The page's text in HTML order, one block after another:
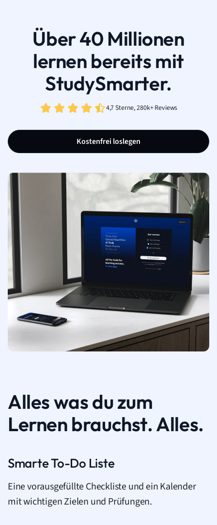
Über 40 Millionen
lernen bereits mit
StudySmarter.
4,7 Sterne, 280k+ Reviews
Kostenfrei loslegen
Alles was du zum
Lernen brauchst. Alles.
Smarte To-Do Liste
Eine vorausgefüllte Checkliste und ein Kalender
mit wichtigen Zielen und Prüfungen.